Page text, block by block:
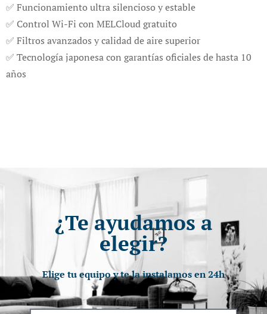
✅ Funcionamiento ultra silencioso y estable
✅ Control Wi-Fi con MELCloud gratuito
✅ Filtros avanzados y calidad de aire superior
✅ Tecnología japonesa con garantías oficiales de hasta 10
años
¿Te ayudamos a
elegir?
Elige tu equipo y te la instalamos en 24h